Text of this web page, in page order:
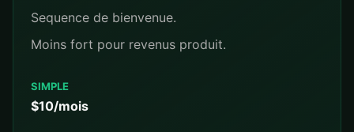
Sequence de bienvenue.
Moins fort pour revenus produit.
SIMPLE
$10/mois